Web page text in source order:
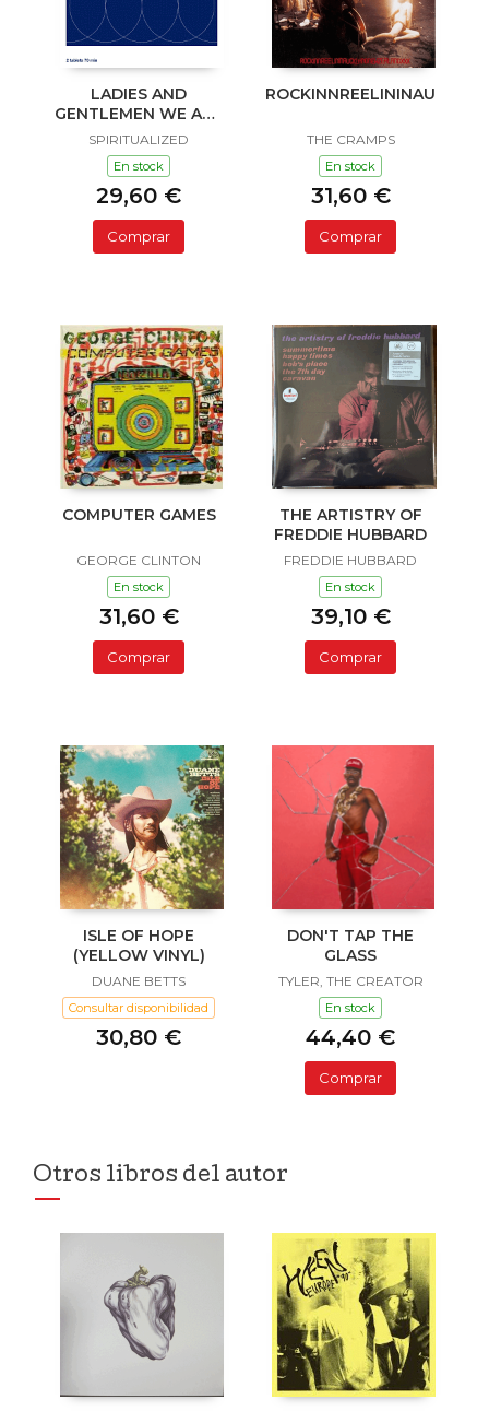
LADIES AND
GENTLEMEN WE ARE
FLOATING IN SPACE
SPIRITUALIZED
En stock
29,60 €
Comprar
THE CRAMPS
En stock
31,60 €
Comprar
COMPUTER GAMES
GEORGE CLINTON
En stock
31,60 €
Comprar
THE ARTISTRY OF
FREDDIE HUBBARD
FREDDIE HUBBARD
En stock
39,10 €
Comprar
ISLE OF HOPE
(YELLOW VINYL)
DUANE BETTS
Consultar disponibilidad
30,80 €
DON'T TAP THE
GLASS
TYLER, THE CREATOR
En stock
44,40 €
Comprar
Otros libros del autor